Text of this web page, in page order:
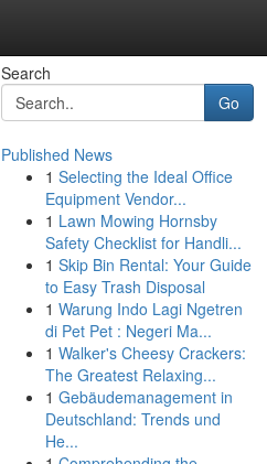
Search
Go
Published News
1 Selecting the Ideal Office
Equipment Vendor...
1 Lawn Mowing Hornsby
Safety Checklist for Handli...
1 Skip Bin Rental: Your Guide
to Easy Trash Disposal
1 Warung Indo Lagi Ngetren
di Pet Pet : Negeri Ma...
1 Walker's Cheesy Crackers:
The Greatest Relaxing...
1 Gebäudemanagement in
Deutschland: Trends und
He...